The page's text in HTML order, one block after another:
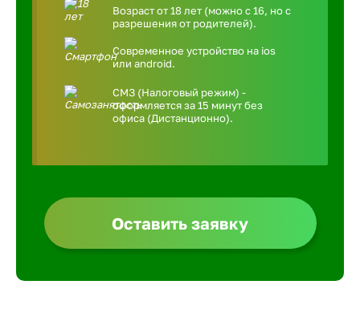
Возраст от 18 лет (можно с 16, но с
разрешения от родителей).
Современное устройство на ios
или android.
СМЗ (Налоговый режим) -
оформляется за 15 минут без
офиса (Дистанционно).
Оставить заявку